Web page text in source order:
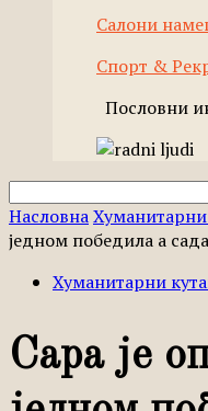
Салони
Спорт &
Пословни
НасловнаХуманитарни
једном победила а
Хуманитарни
Сара је